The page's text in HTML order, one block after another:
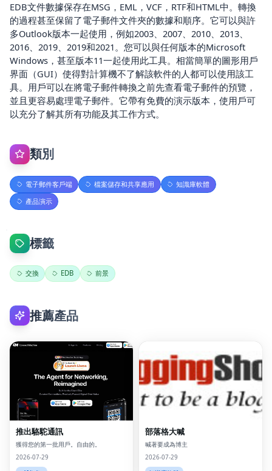
EDB文件數據保存在MSG，EML，VCF，RTF和HTML中。轉換
的過程甚至保留了電子郵件文件夾的數據和順序。它可以與許
多Outlook版本一起使用，例如2003、2007、2010、2013、
2016、2019、2019和2021。您可以與任何版本的Microsoft
Windows，甚至版本11一起使用此工具。相當簡單的圖形用戶
界面（GUI）使得對計算機不了解該軟件的人都可以使用該工
具。用戶可以在將電子郵件轉換之前先查看電子郵件的預覽，
並且更容易處理電子郵件。它帶有免費的演示版本，使用戶可
以充分了解其所有功能及其工作方式。
類別
電子郵件客戶端 檔案儲存和共享應用
知識庫軟體
產品演示
標籤
交換 EDB 前景
推薦產品
推出駱駝通訊
獲得您的第一批用戶。自由的。
2026-07-29
部落格大喊
喊著要成為博主
2026-07-29